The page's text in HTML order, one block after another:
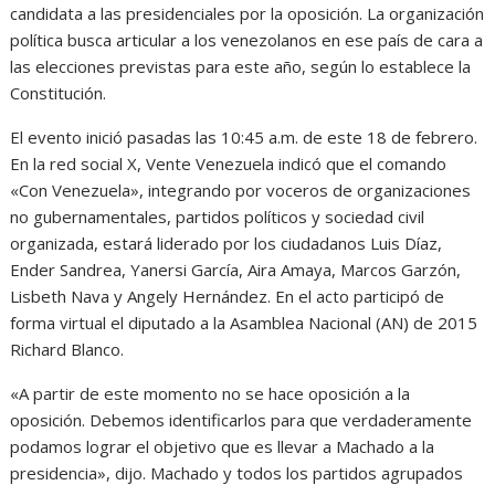
candidata a las presidenciales por la oposición. La organización
política busca articular a los venezolanos en ese país de cara a
las elecciones previstas para este año, según lo establece la
Constitución.
El evento inició pasadas las 10:45 a.m. de este 18 de febrero.
En la red social X, Vente Venezuela indicó que el comando
«Con Venezuela», integrando por voceros de organizaciones
no gubernamentales, partidos políticos y sociedad civil
organizada, estará liderado por los ciudadanos Luis Díaz,
Ender Sandrea, Yanersi García, Aira Amaya, Marcos Garzón,
Lisbeth Nava y Angely Hernández. En el acto participó de
forma virtual el diputado a la Asamblea Nacional (AN) de 2015
Richard Blanco.
«A partir de este momento no se hace oposición a la
oposición. Debemos identificarlos para que verdaderamente
podamos lograr el objetivo que es llevar a Machado a la
presidencia», dijo. Machado y todos los partidos agrupados